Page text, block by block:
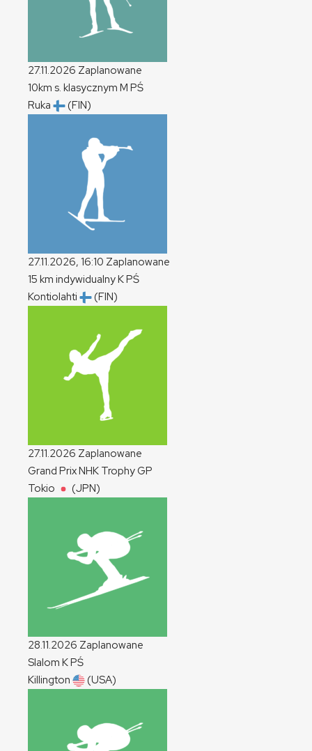
27.11.2026 Zaplanowane
10km s. klasycznym M PŚ
Ruka
(FIN)
27.11.2026, 16:10 Zaplanowane
15 km indywidualnyKPŚ
Kontiolahti
(FIN)
27.11.2026 Zaplanowane
Grand Prix NHK TrophyGP
Tokio
(JPN)
28.11.2026 Zaplanowane
Slalom KPŚ
Killington
(USA)